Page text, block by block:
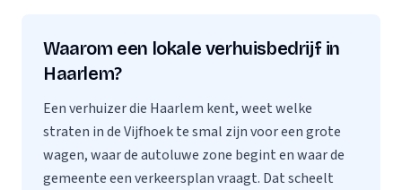
Waarom een lokale verhuisbedrijf in
Haarlem?
Een verhuizer die Haarlem kent, weet welke
straten in de Vijfhoek te smal zijn voor een grote
wagen, waar de autoluwe zone begint en waar de
gemeente een verkeersplan vraagt. Dat scheelt